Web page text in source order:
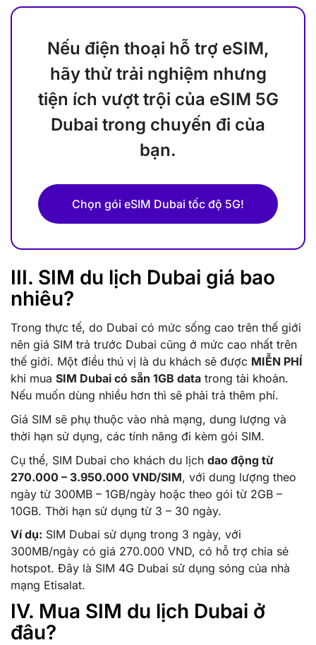
Nếu điện thoại hỗ trợ eSIM,
hãy thử trải nghiệm nhưng
tiện ích vượt trội của eSIM 5G
Dubai trong chuyến đi của
bạn.
Chọn gói eSIM Dubai tốc độ 5G!
III. SIM du lịch Dubai giá bao
nhiêu?
Trong thực tế, do Dubai có mức sống cao trên thế giới
nên giá SIM trả trước Dubai cũng ở mức cao nhất trên
thế giới. Một điều thú vị là du khách sẽ được MIỄN PHÍ
khi mua SIM Dubai có sẵn 1GB data trong tài khoản.
Nếu muốn dùng nhiều hơn thì sẽ phải trả thêm phí.
Giá SIM sẽ phụ thuộc vào nhà mạng, dung lượng và
thời hạn sử dụng, các tính năng đi kèm gói SIM.
Cụ thể, SIM Dubai cho khách du lịch dao động từ
270.000 – 3.950.000 VND/SIM, với dung lượng theo
ngày từ 300MB – 1GB/ngày hoặc theo gói từ 2GB –
10GB. Thời hạn sử dụng từ 3 – 30 ngày.
Ví dụ: SIM Dubai sử dụng trong 3 ngày, với
300MB/ngày có giá 270.000 VND, có hỗ trợ chia sẻ
hotspot. Đây là SIM 4G Dubai sử dụng sóng của nhà
mạng Etisalat.
IV. Mua SIM du lịch Dubai ở
đâu?